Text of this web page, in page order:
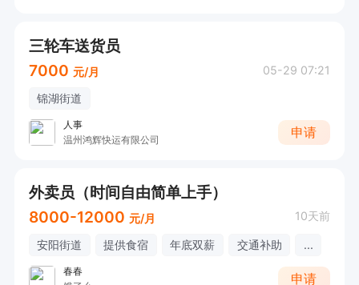
三轮车送货员
7000 元/月 05-29 07:21
锦湖街道
人事
温州鸿辉快运有限公司
申请
外卖员（时间自由简单上手）
8000-12000 元/月 10天前
安阳街道 提供食宿 年底双薪 交通补助 ...
春春
申请